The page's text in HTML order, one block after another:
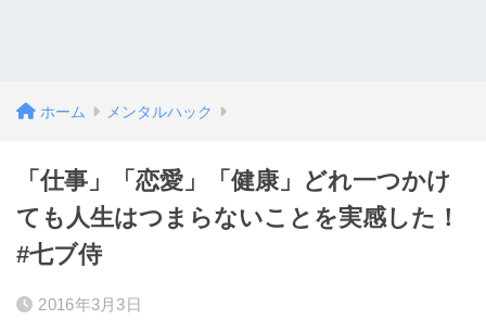
ホーム メンタルハック
「仕事」「恋愛」「健康」どれ一つかけ
ても人生はつまらないことを実感した！
#七ブ侍
2016年3月3日